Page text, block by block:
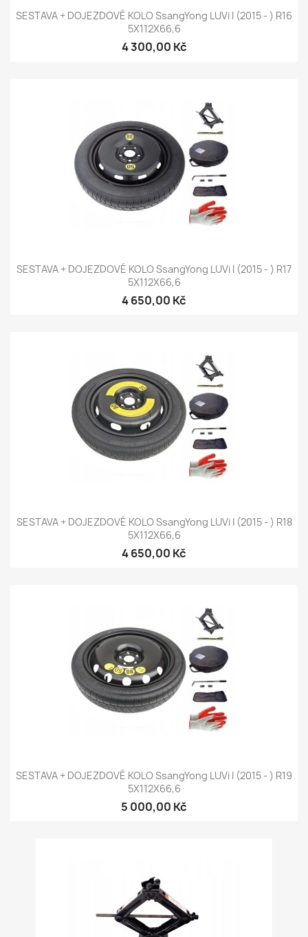
SESTAVA + DOJEZDOVÉ KOLO SsangYong LUVi I (2015 - ) R16
5X112X66,6
4 300,00 Kč
SESTAVA + DOJEZDOVÉ KOLO SsangYong LUVi I (2015 - ) R17
5X112X66,6
4 650,00 Kč
SESTAVA + DOJEZDOVÉ KOLO SsangYong LUVi I (2015 - ) R18
5X112X66,6
4 650,00 Kč
SESTAVA + DOJEZDOVÉ KOLO SsangYong LUVi I (2015 - ) R19
5X112X66,6
5 000,00 Kč